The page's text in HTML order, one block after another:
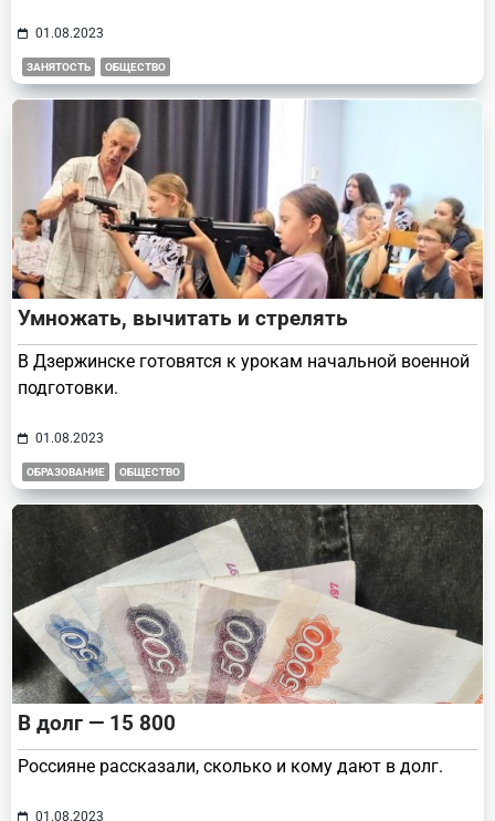
01.08.2023
ЗАНЯТОСТЬ ОБЩЕСТВО
Умножать, вычитать и стрелять
В Дзержинске готовятся к урокам начальной военной
подготовки.
01.08.2023
ОБРАЗОВАНИЕ ОБЩЕСТВО
В долг — 15 800
Россияне рассказали, сколько и кому дают в долг.
01.08.2023